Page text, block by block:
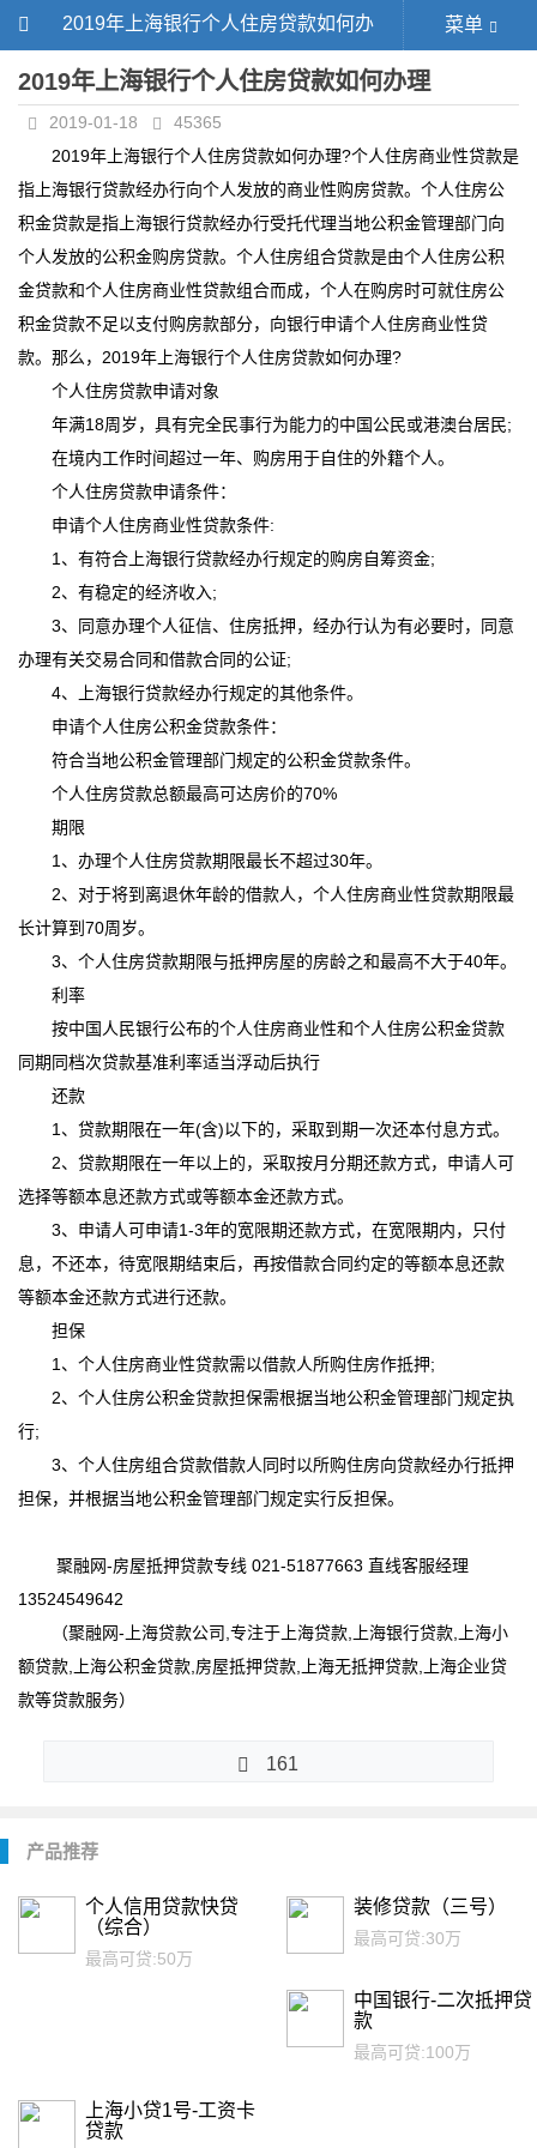
2019年上海银行个人住房贷款如何办
理
菜单
2019年上海银行个人住房贷款如何办理
2019-01-18
45365
2019年上海银行个人住房贷款如何办理?个人住房商业性贷款是
指上海银行贷款经办行向个人发放的商业性购房贷款。个人住房公
积金贷款是指上海银行贷款经办行受托代理当地公积金管理部门向
个人发放的公积金购房贷款。个人住房组合贷款是由个人住房公积
金贷款和个人住房商业性贷款组合而成，个人在购房时可就住房公
积金贷款不足以支付购房款部分，向银行申请个人住房商业性贷
款。那么，2019年上海银行个人住房贷款如何办理?
个人住房贷款申请对象
年满18周岁，具有完全民事行为能力的中国公民或港澳台居民;
在境内工作时间超过一年、购房用于自住的外籍个人。
个人住房贷款申请条件：
申请个人住房商业性贷款条件:
1、有符合上海银行贷款经办行规定的购房自筹资金;
2、有稳定的经济收入;
3、同意办理个人征信、住房抵押，经办行认为有必要时，同意
办理有关交易合同和借款合同的公证;
4、上海银行贷款经办行规定的其他条件。
申请个人住房公积金贷款条件：
符合当地公积金管理部门规定的公积金贷款条件。
个人住房贷款总额最高可达房价的70%
期限
1、办理个人住房贷款期限最长不超过30年。
2、对于将到离退休年龄的借款人，个人住房商业性贷款期限最
长计算到70周岁。
3、个人住房贷款期限与抵押房屋的房龄之和最高不大于40年。
利率
按中国人民银行公布的个人住房商业性和个人住房公积金贷款
同期同档次贷款基准利率适当浮动后执行
还款
1、贷款期限在一年(含)以下的，采取到期一次还本付息方式。
2、贷款期限在一年以上的，采取按月分期还款方式，申请人可
选择等额本息还款方式或等额本金还款方式。
3、申请人可申请1-3年的宽限期还款方式，在宽限期内，只付
息，不还本，待宽限期结束后，再按借款合同约定的等额本息还款
等额本金还款方式进行还款。
担保
1、个人住房商业性贷款需以借款人所购住房作抵押;
2、个人住房公积金贷款担保需根据当地公积金管理部门规定执
行;
3、个人住房组合贷款借款人同时以所购住房向贷款经办行抵押
担保，并根据当地公积金管理部门规定实行反担保。
聚融网-房屋抵押贷款专线 021-51877663 直线客服经理
13524549642
（聚融网- 上海贷款公司 ,专注于上海贷款, 上海银行贷款 ,上海小
额贷款,上海公积金贷款,房屋抵押贷款,上海无抵押贷款,上海企业贷
款等贷款服务）
161
产品推荐
个人信用贷款快贷
（综合）
最高可贷:50万
装修贷款（三号）
最高可贷:30万
中国银行-二次抵押贷
款
最高可贷:100万
上海小贷1号-工资卡
贷款